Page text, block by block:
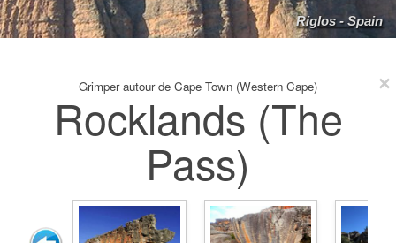
Riglos - Spain
Grimper autour de Cape Town (Western Cape)
Rocklands (The
Pass)